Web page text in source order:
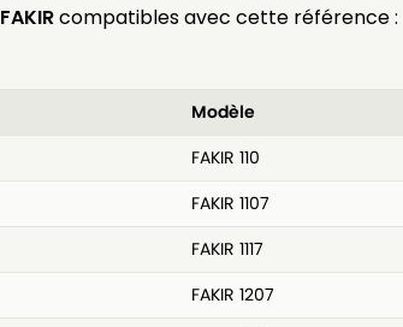
FAKIRcompatibles avec cette référence :
Modèle
FAKIR 110
FAKIR 1107
FAKIR 1117
FAKIR 1207